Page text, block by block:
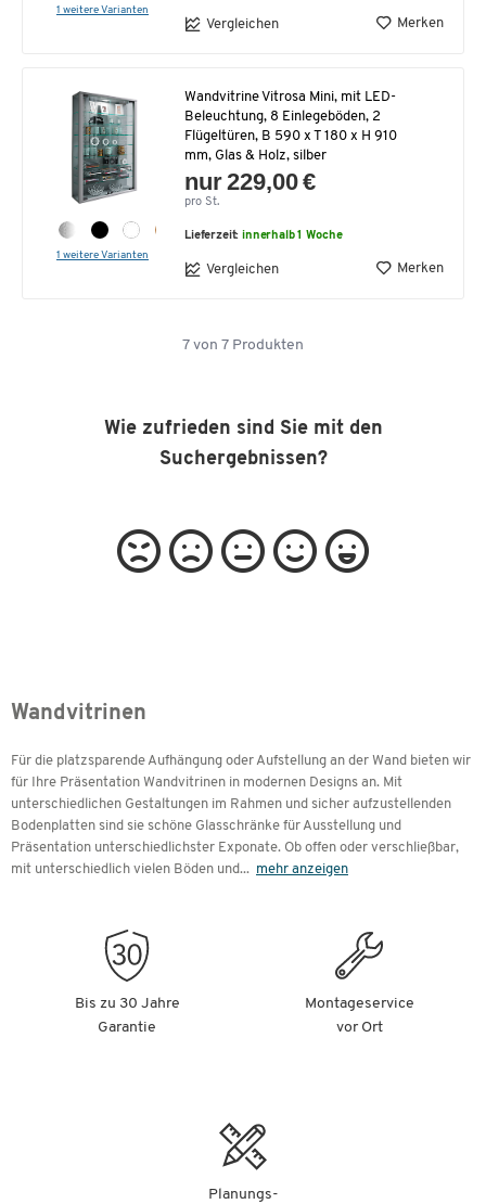
1 weitere Varianten
Vergleichen Merken
1 weitere Varianten
Wandvitrine Vitrosa Mini, mit LED-
Beleuchtung, 8 Einlegeböden, 2
Flügeltüren, B 590 x T 180 x H 910
mm, Glas & Holz, silber
nur 229,00 €
pro St.
Lieferzeit:innerhalb 1 Woche
Vergleichen Merken
7 von 7 Produkten
Wie zufrieden sind Sie mit den
Suchergebnissen?
Wandvitrinen
Für die platzsparende Aufhängung oder Aufstellung an der Wand bieten wir
für Ihre Präsentation Wandvitrinen in modernen Designs an. Mit
unterschiedlichen Gestaltungen im Rahmen und sicher aufzustellenden
Bodenplatten sind sie schöne Glasschränke für Ausstellung und
Präsentation unterschiedlichster Exponate. Ob offen oder verschließbar,
mit unterschiedlich vielen Böden und... mehr anzeigen
Bis zu 30 Jahre
Garantie
Montageservice
vor Ort
Planungs-